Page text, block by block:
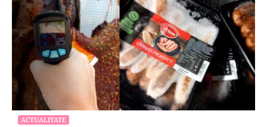
ACTUALITATE